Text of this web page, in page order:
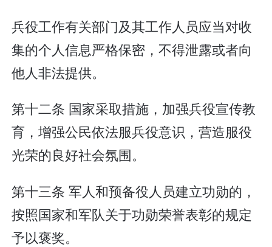
兵役工作有关部门及其工作人员应当对收
集的个人信息严格保密，不得泄露或者向
他人非法提供。
第十二条 国家采取措施，加强兵役宣传教
育，增强公民依法服兵役意识，营造服役
光荣的良好社会氛围。
第十三条 军人和预备役人员建立功勋的，
按照国家和军队关于功勋荣誉表彰的规定
予以褒奖。